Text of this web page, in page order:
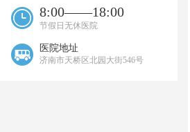
8:00——18:00
节假日无休医院
医院地址
济南市天桥区北园大街546号